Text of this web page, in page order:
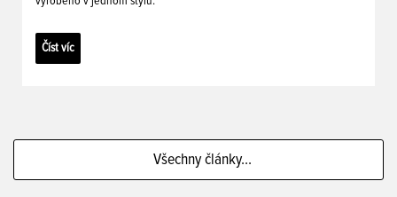
Číst víc
Všechny články...